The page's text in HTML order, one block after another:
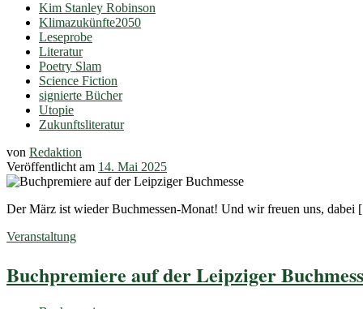
Kim Stanley Robinson
Klimazukünfte2050
Leseprobe
Literatur
Poetry Slam
Science Fiction
signierte Bücher
Utopie
Zukunftsliteratur
von Redaktion
Veröffentlicht am 14. Mai 2025
Der März ist wieder Buchmessen-Monat! Und wir freuen uns,
Veranstaltung
Buchpremiere auf der Leipziger